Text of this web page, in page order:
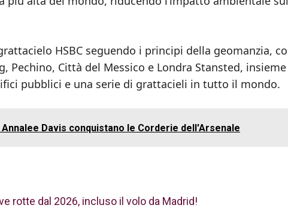
HSBC seguendo i principi della geomanzia,
Pechino, Città del Messico e Londra Stansted, insieme
pubblici e una serie di grattacieli in tutto il mondo.
Annalee Davis conquistano le Corderie dell'Arsenale
rotte dal 2026, incluso il volo da Madrid!